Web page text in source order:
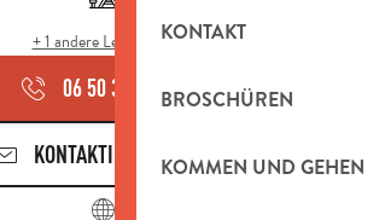
KONTAKT
BROSCHÜREN
KOMMEN UND GEHEN
+ 1 andere Leistung(en)
06 50 37 68▒▒
KONTAKTIEREN SIE UNS